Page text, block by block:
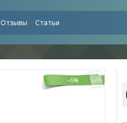
Отзывы Статьи
–6%